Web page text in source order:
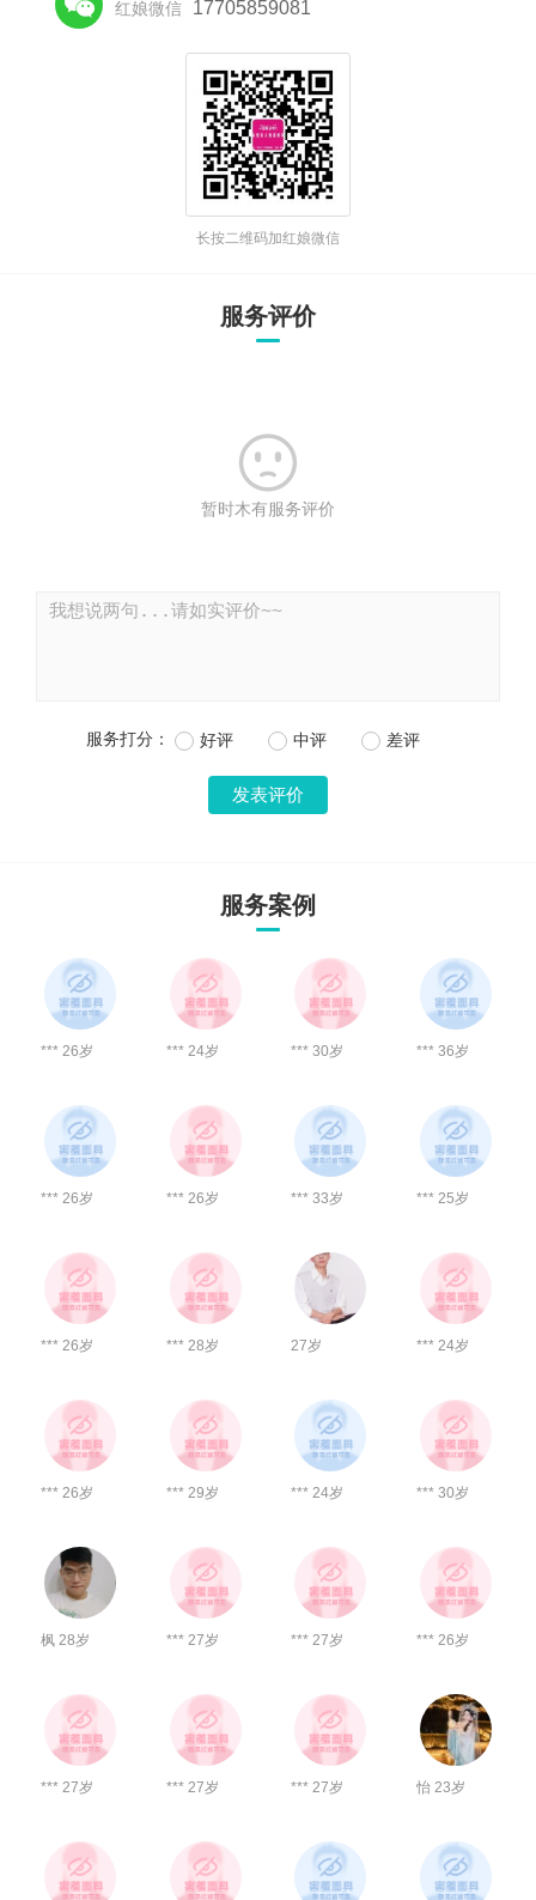
红娘微信 17705859081
长按二维码加红娘微信
服务评价

暂时木有服务评价
服务打分： 好评 中评 差评
服务案例
*** 26岁 *** 24岁 *** 30岁 *** 36岁
*** 26岁 *** 26岁 *** 33岁 *** 25岁
*** 26岁 *** 28岁 27岁 *** 24岁
*** 26岁 *** 29岁 *** 24岁 *** 30岁
枫 28岁 *** 27岁 *** 27岁 *** 26岁
*** 27岁 *** 27岁 *** 27岁 怡 23岁